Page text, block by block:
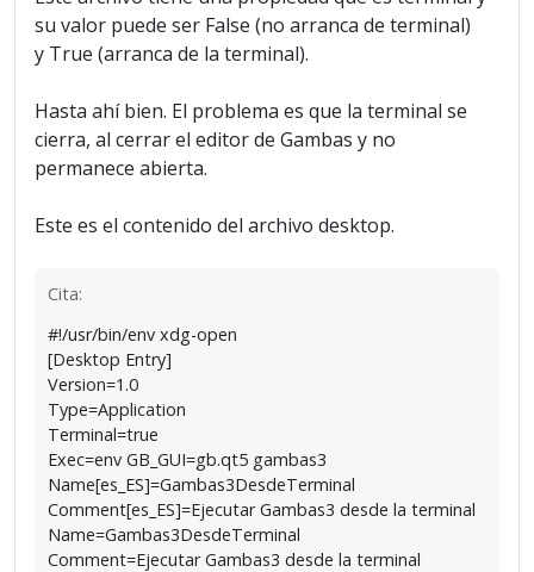
su valor puede ser False (no arranca de terminal)
y True (arranca de la terminal).
Hasta ahí bien. El problema es que la terminal se
cierra, al cerrar el editor de Gambas y no
permanece abierta.
Este es el contenido del archivo desktop.
Cita:
#!/usr/bin/env xdg-open
[Desktop Entry]
Version=1.0
Type=Application
Terminal=true
Exec=env GB_GUI=gb.qt5 gambas3
Name[es_ES]=Gambas3DesdeTerminal
Comment[es_ES]=Ejecutar Gambas3 desde la terminal
Name=Gambas3DesdeTerminal
Comment=Ejecutar Gambas3 desde la terminal